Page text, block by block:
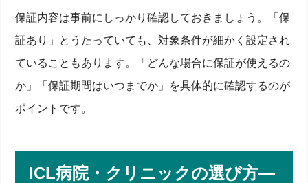
保証内容は事前にしっかり確認しておきましょう。「保
証あり」とうたっていても、対象条件が細かく設定され
ていることもあります。「どんな場合に保証が使えるの
か」「保証期間はいつまでか」を具体的に確認するのが
ポイントです。
ICL病院・クリニックの選び方―